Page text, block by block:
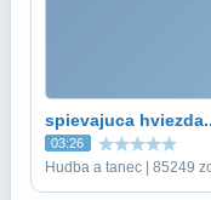
spievajuca
03:26
Hudba a tanec | 85249